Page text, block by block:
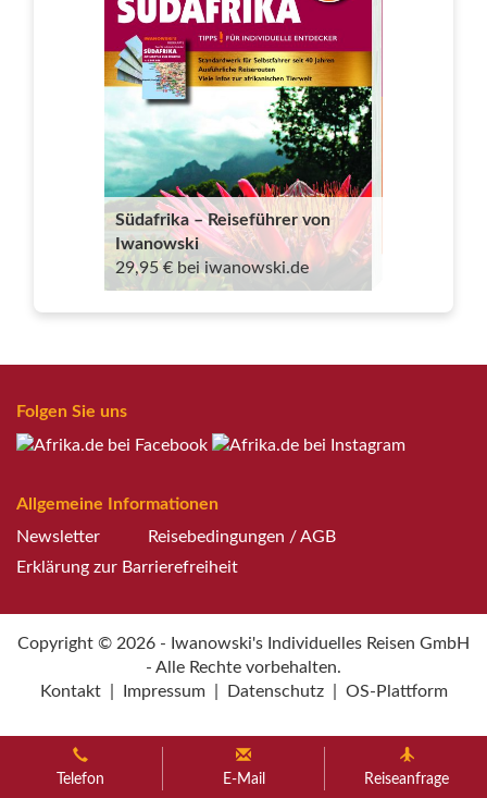
Telefon E-Mail Reiseanfrage
Südafrika – Reiseführer von
Iwanowski
29,95 € bei iwanowski.de
Folgen Sie uns
Allgemeine Informationen
Newsletter
Reisebedingungen / AGB
Erklärung zur Barrierefreiheit
Copyright © 2026 - Iwanowski's Individuelles Reisen GmbH
- Alle Rechte vorbehalten.
Kontakt
Impressum Datenschutz OS-Plattform